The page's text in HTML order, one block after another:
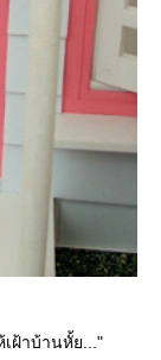
ฝ้าบ้านหั้ย..."